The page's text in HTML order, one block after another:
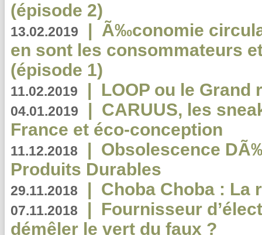
(épisode 2)
13.02.2019 | Ã‰conomie
en sont les consommateurs
(épisode 1)
11.02.2019 | LOOP ou le Grand
04.01.2019 | CARUUS, les
France et éco-conception
11.12.2018 | Obsolescence
Produits Durables
29.11.2018 | Choba Choba : La
07.11.2018 | Fournisseur
démêler le vert du faux ?